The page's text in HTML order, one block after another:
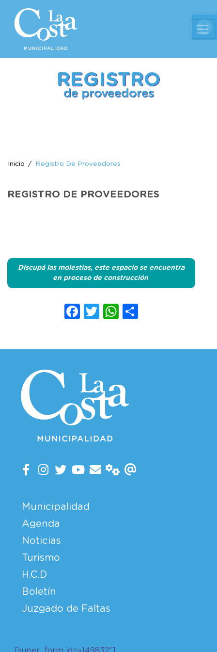
REGISTRO
de proveedores
Inicio Registro De Proveedores
REGISTRO DE PROVEEDORES
Discupá las molestias, este espacio se encuentra
en proceso de construcción
Facebook
TwitterWhatsApp
Municipalidad
Agenda
Noticias
Turismo
H.C.D
Boletín
Juzgado de Faltas
[super_form id=»149832″]